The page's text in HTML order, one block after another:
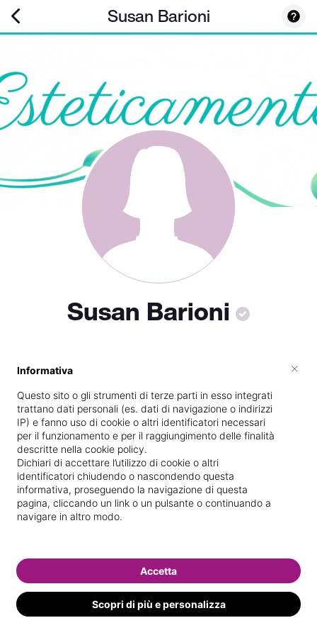
Susan Barioni
Susan Barioni
Titolare presso
Susan Barioni
Diplomatapresso la scuolaEcipar
Ferrara Scarl nel19/07/2017
Vedi le informazioni di Susan
Informativa
Questo sito o gli strumenti di terze parti in esso integrati
trattano dati personali (es. dati di navigazione o indirizzi
IP) e fanno uso di cookie o altri identificatori necessari
per il funzionamento e per il raggiungimento delle finalità
descritte nella cookie policy.
Dichiari di accettare l’utilizzo di cookie o altri
identificatori chiudendo o nascondendo questa
informativa, proseguendo la navigazione di questa
pagina, cliccando un link o un pulsante o continuando a
navigare in altro modo.
Scopri di più e personalizza
Accetta
×